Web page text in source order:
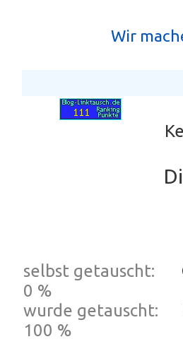
Wir
selbst getauscht:
0 %
wurde getauscht:
100 %